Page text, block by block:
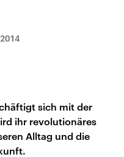
sich mit der
ihr revolutionäres
Alltag und die